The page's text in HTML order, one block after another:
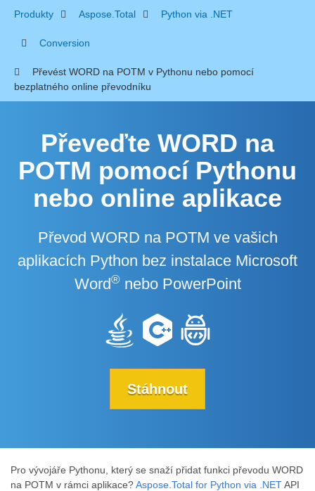
Produkty Aspose.Total Python via .NET
Conversion
Převést WORD na POTM v Pythonu nebo pomocí
bezplatného online převodníku
Převeďte WORD na
POTM pomocí Pythonu
nebo online aplikace
Převod WORD na POTM ve vašich
aplikacích Python bez instalace Microsoft
Word®nebo PowerPoint
Stáhnout
Pro vývojáře Pythonu, který se snaží přidat funkci převodu WORD
na POTM v rámci aplikace?Aspose.Total for Python via .NETAPI